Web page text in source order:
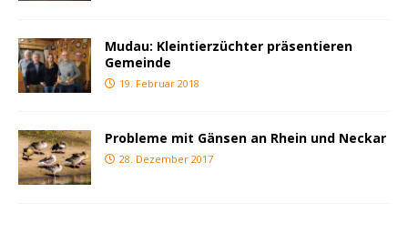
Mudau: Kleintierzüchter präsentieren
Gemeinde
19. Februar 2018
Probleme mit Gänsen an Rhein und Neckar
28. Dezember 2017